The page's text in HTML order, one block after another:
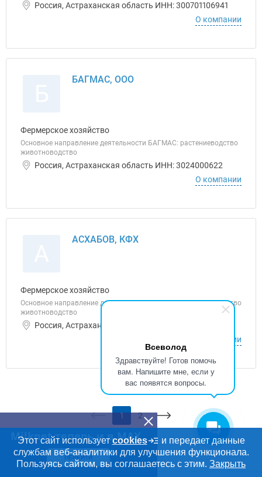
Всеволод
Здравствуйте! Готов помочь
вам. Напишите мне, если у
вас появятся вопросы.
Россия, Астраханская область ИНН: 300701106941
О компании
БАГМАС, ООО
Фермерское хозяйство
Основное направление деятельности БАГМАС: растениеводство
животноводство
Россия, Астраханская область ИНН: 3024000622
О компании
АСХАБОВ, КФХ
Фермерское хозяйство
Основное направление деятельности АСХАБОВ: растениеводство
животноводство
Россия, Астраханская область ИНН: 300104446782
О компании
1 2
Milknet теперь и в MAX
ПЕРЕЙТИ
Этот сайт использует cookies
и передает данные
службам веб-аналитики для улучшения функционала.
Пользуясь сайтом, вы соглашаетесь с этим. Закрыть